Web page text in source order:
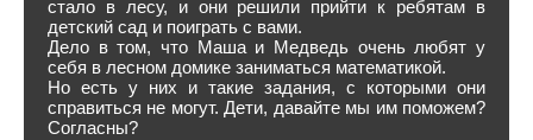
стало в лесу, и они решили прийти к ребятам в
детский сад и поиграть с вами.
Дело в том, что Маша и Медведь очень любят у
себя в лесном домике заниматься математикой.
Но есть у них и такие задания, с которыми они
справиться не могут. Дети, давайте мы им поможем?
Согласны?